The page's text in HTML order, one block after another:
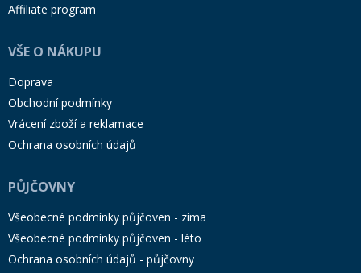
Affiliate program
VŠE O NÁKUPU
Doprava
Obchodní podmínky
Vrácení zboží a reklamace
Ochrana osobních údajů
PŮJČOVNY
Všeobecné podmínky půjčoven - zima
Všeobecné podmínky půjčoven - léto
Ochrana osobních údajů - půjčovny